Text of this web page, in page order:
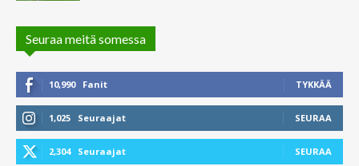
Seuraa meitä somessa
10,990 Fanit TYKKÄÄ
1,025 Seuraajat SEURAA
2,304 Seuraajat SEURAA